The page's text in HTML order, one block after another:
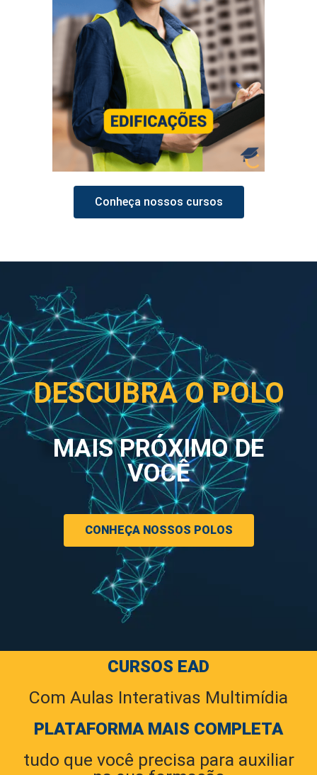
4 Certificações + 1 Diploma Técnico
Tempo mínimo:
4 meses e 15 dias
Tempo máximo:
18 meses
Conheça nossos cursos
DESCUBRA O POLO
MAIS PRÓXIMO DE
VOCÊ
CONHEÇA NOSSOS POLOS
CURSOS EAD
Com Aulas Interativas Multimídia
PLATAFORMA MAIS COMPLETA
tudo que você precisa para auxiliar